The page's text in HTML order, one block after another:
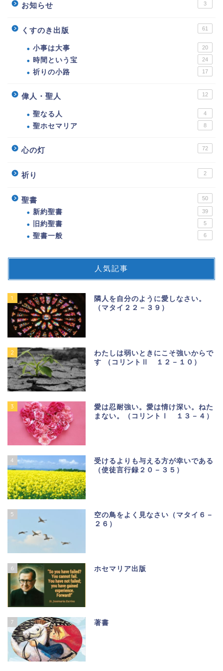
お知らせ 3
くすのき出版 61
小事は大事 20
時間という宝 24
祈りの小路 17
偉人・聖人 12
聖なる人 4
聖ホセマリア 8
心の灯 72
祈り 2
聖書 50
新約聖書 39
旧約聖書 5
聖書一般 6
人気記事
1
隣人を自分のように愛しなさい。
（マタイ２２－３９）
2
わたしは弱いときにこそ強いからで
す （コリントⅡ １２－１０）
3
愛は忍耐強い。愛は情け深い。ねた
まない。（コリントⅠ １３－４）
4
受けるよりも与える方が幸いである
（使徒言行録２０－３５）
5
空の鳥をよく見なさい（マタイ６－
２６）
6 ホセマリア出版
7 著書